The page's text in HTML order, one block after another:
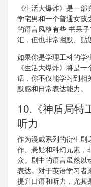
《生活大爆炸》是一
学宅男和一个普通女孩
的语言风格有些“书呆
汇，但也非常幽默、贴
如果你是学理工科的学
《生活大爆炸》将是
话，你不仅能学习到相
默感和日常表达能力。
10.《神盾局
听力
作为漫威系列的衍生剧
作、悬疑和科幻元素，
众。剧中的语言虽然以
表达。对于英语学习者
提升口语和听力，尤其